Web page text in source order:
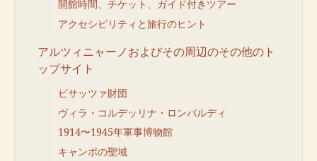
開館時間、チケット、ガイド付きツアー
アクセシビリティと旅行のヒント
アルツィニャーノおよびその周辺のその他のト
ップサイト
ビサッツァ財団
ヴィラ・コルデッリナ・ロンバルディ
1914〜1945年軍事博物館
キャンポの聖域